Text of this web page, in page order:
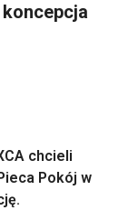
chcieli
Pokój w